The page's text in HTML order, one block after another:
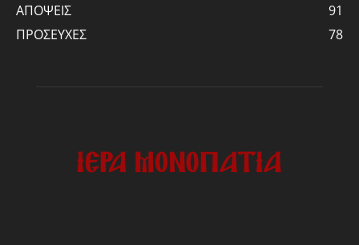
ΑΠΟΨΕΙΣ
91
ΠΡΟΣΕΥΧΕΣ
78